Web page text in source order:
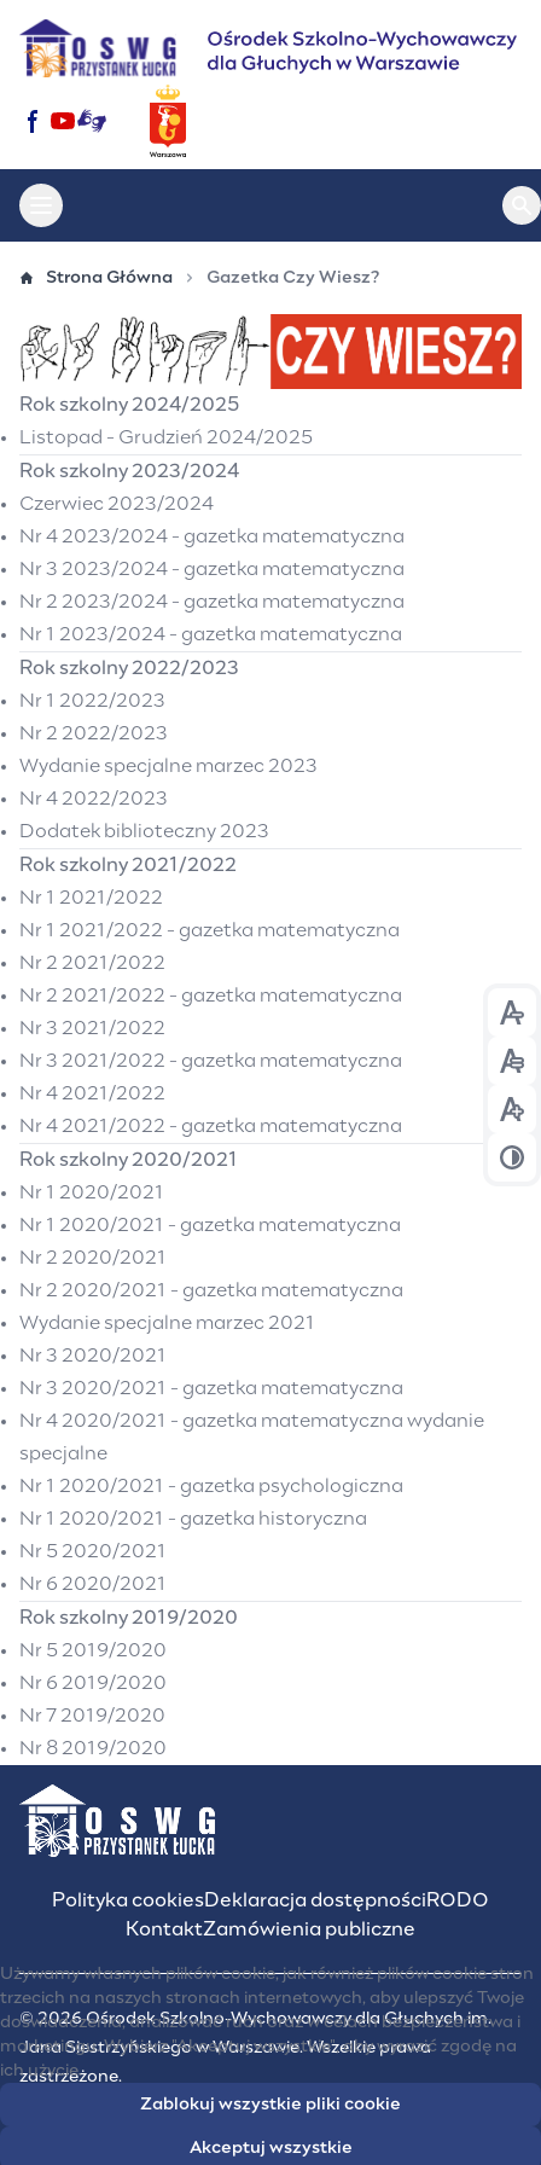
treści
Otwórz menu główne
Strona Główna Gazetka Czy Wiesz?
Rok szkolny 2024/2025
Listopad - Grudzień 2024/2025
Rok szkolny 2023/2024
Czerwiec 2023/2024
Nr 4 2023/2024 - gazetka matematyczna
Nr 3 2023/2024 - gazetka matematyczna
Nr 2 2023/2024 - gazetka matematyczna
Nr 1 2023/2024 - gazetka matematyczna
Rok szkolny 2022/2023
Nr 1 2022/2023
Nr 2 2022/2023
Wydanie specjalne marzec 2023
Nr 4 2022/2023
Dodatek biblioteczny 2023
Rok szkolny 2021/2022
Nr 1 2021/2022
Nr 1 2021/2022 - gazetka matematyczna
Nr 2 2021/2022
Nr 2 2021/2022 - gazetka matematyczna
Nr 3 2021/2022
Nr 3 2021/2022 - gazetka matematyczna
Nr 4 2021/2022
Nr 4 2021/2022 - gazetka matematyczna
Rok szkolny 2020/2021
Nr 1 2020/2021
Nr 1 2020/2021 - gazetka matematyczna
Nr 2 2020/2021
Nr 2 2020/2021 - gazetka matematyczna
Wydanie specjalne marzec 2021
Nr 3 2020/2021
Nr 3 2020/2021 - gazetka matematyczna
Nr 4 2020/2021 - gazetka matematyczna wydanie
specjalne
Nr 1 2020/2021 - gazetka psychologiczna
Nr 1 2020/2021 - gazetka historyczna
Nr 5 2020/2021
Nr 6 2020/2021
Rok szkolny 2019/2020
Nr 5 2019/2020
Nr 6 2019/2020
Nr 7 2019/2020
Nr 8 2019/2020
Polityka cookiesDeklaracja dostępności RODO
KontaktZamówienia publiczne
© 2026 Ośrodek Szkolno-Wychowawczy dla Głuchych im.
Jana Siestrzyńskiego w Warszawie. Wszelkie prawa
zastrzeżone.
Używamy własnych plików cookie, jak również plików cookie stron
trzecich na naszych stronach internetowych, aby ulepszyć Twoje
doświadczenia, analizować ruch oraz w celach bezpieczeństwa i
marketingu. Wybierz "Akceptuj wszystkie", aby wyrazić zgodę na
ich użycie.
Zablokuj wszystkie pliki cookie
Akceptuj wszystkie